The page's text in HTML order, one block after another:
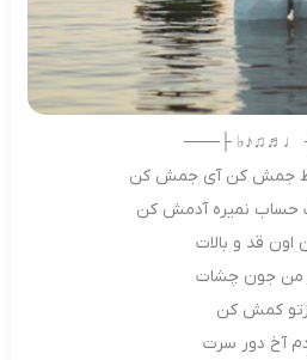
───┤ ♩♬♫♪♭
جمش کن آی جمش کن
نمیره آدمش کن
اون قد و بالات
من جون چشات
کمش کن
آخ دور سرت